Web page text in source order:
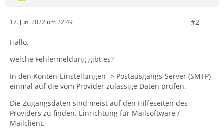
17. Juni 2022 um 22:49 #2
Hallo,
welche Fehlermeldung gibt es?
In den Konten-Einstellungen -> Postausgangs-Server (SMTP)
einmal auf die vom Provider zulässige Daten prüfen.
Die Zugangsdaten sind meist auf den Hilfeseiten des
Providers zu finden. Einrichtung für Mailsoftware /
Mailclient.